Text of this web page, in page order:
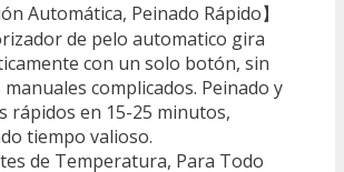
Automática, Peinado Rápido】
de pelo automatico gira
con un solo botón, sin
complicados. Peinado y
rápidos en 15-25 minutos,
tiempo valioso.
de Temperatura, Para Todo